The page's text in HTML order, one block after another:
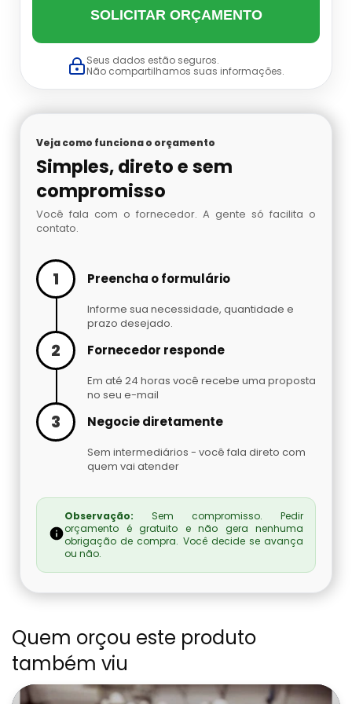
Balança Multi Cabeças
Balança Multi Cabeças Preço
Balança Multi Cabeças Sp
Balança Multicabeçote Preço
Contadora Preço
Dosadora Para Pó
Embaladora De Azeitona
Embaladora De Brindes
Embaladora De Café
Embaladora De Fechaduras E Maçanetas
Embaladora De Peças Automotivas
Embaladora De Pó
Embaladora Invertida
Fábrica De Máquinas Empacotadoras
Fábrica De Seladoras
SOLICITAR ORÇAMENTO
Seus dados estão seguros.
Não compartilhamos suas informações.
Veja como funciona o orçamento
Simples, direto e sem
compromisso
Você fala com o fornecedor. A gente só facilita o
contato.
1 Preencha o formulário
Informe sua necessidade, quantidade e
prazo desejado.
2 Fornecedor responde
Em até 24 horas você recebe uma proposta
no seu e-mail
3 Negocie diretamente
Sem intermediários - você fala direto com
quem vai atender
Observação: Sem compromisso. Pedir
orçamento é gratuito e não gera nenhuma
obrigação de compra. Você decide se avança
ou não.
Quem orçou este produto
também viu